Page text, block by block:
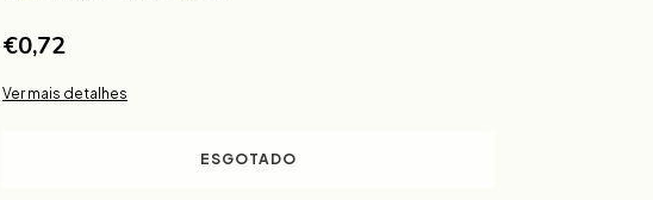
€0,72
Ver mais detalhes